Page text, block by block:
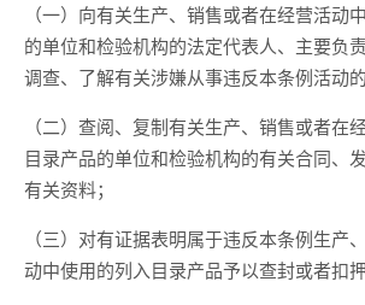
（一）向有关生产、销售或者在经营活动
的单位和检验机构的法定代表人、主要负
调查、了解有关涉嫌从事违反本条例活动的
（二）查阅、复制有关生产、销售或者在
目录产品的单位和检验机构的有关合同、
有关资料；
（三）对有证据表明属于违反本条例生产
动中使用的列入目录产品予以查封或者扣押